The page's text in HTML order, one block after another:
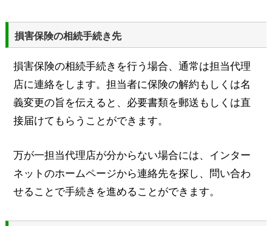
損害保険の相続手続き先
損害保険の相続手続きを行う場合、通常は担当代理
店に連絡をします。担当者に保険の解約もしくは名
義変更の旨を伝えると、必要書類を郵送もしくは直
接届けてもらうことができます。
万が一担当代理店が分からない場合には、インター
ネットのホームページから連絡先を探し、問い合わ
せることで手続きを進めることができます。